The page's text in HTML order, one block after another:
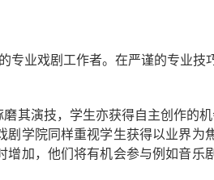
专业戏剧工作者。在严谨的专业技
其演技，学生亦获得自主创作的
学院同样重视学生获得以业界为
加，他们将有机会参与例如音乐